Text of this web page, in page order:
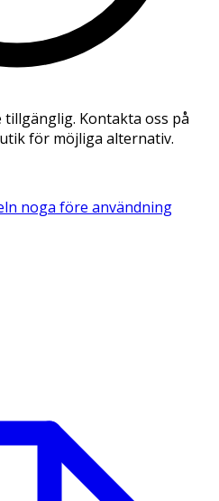
Kontakta oss på
för möjliga alternativ.
noga före användning